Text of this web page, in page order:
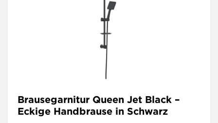
Brausegarnitur Queen Jet Black –
Eckige Handbrause in Schwarz